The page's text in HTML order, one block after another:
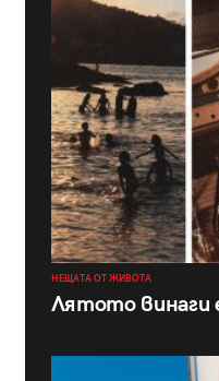
НЕЩАТА ОТ ЖИВОТА
Лятото винаги